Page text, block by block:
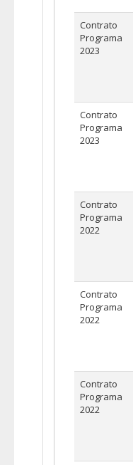
Contrato
Programa
2023
Contrato
Programa
2023
Contrato
Programa
2022
Contrato
Programa
2022
Contrato
Programa
2022